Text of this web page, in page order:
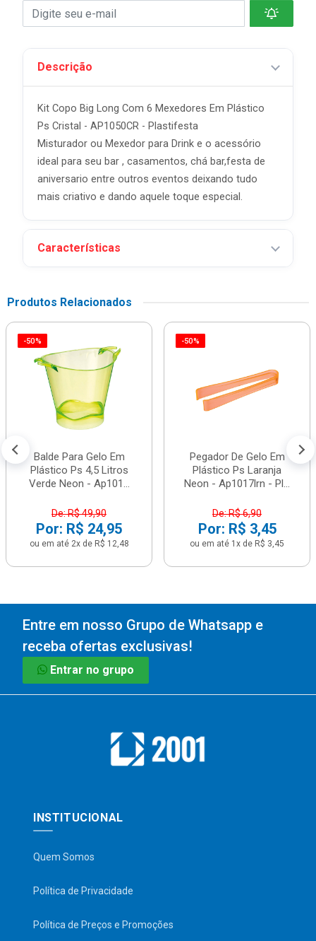
Descrição
Kit Copo Big Long Com 6 Mexedores Em Plástico
Ps Cristal - AP1050CR - Plastifesta
Misturador ou Mexedor para Drink e o acessório
ideal para seu bar , casamentos, chá bar,festa de
aniversario entre outros eventos deixando tudo
mais criativo e dando aquele toque especial.
Características
Produtos Relacionados
-50%
Balde Para Gelo Em
Plástico Ps 4,5 Litros
Verde Neon - Ap101...
De: R$ 49,90
Por: R$ 24,95
ou em até 2x de R$ 12,48
-50%
Pegador De Gelo Em
Plástico Ps Laranja
Neon - Ap1017lrn - Pl...
De: R$ 6,90
Por: R$ 3,45
ou em até 1x de R$ 3,45
Entre em nosso Grupo de Whatsapp e
receba ofertas exclusivas!
Entrar no grupo
INSTITUCIONAL
Quem Somos
Política de Privacidade
Política de Preços e Promoções